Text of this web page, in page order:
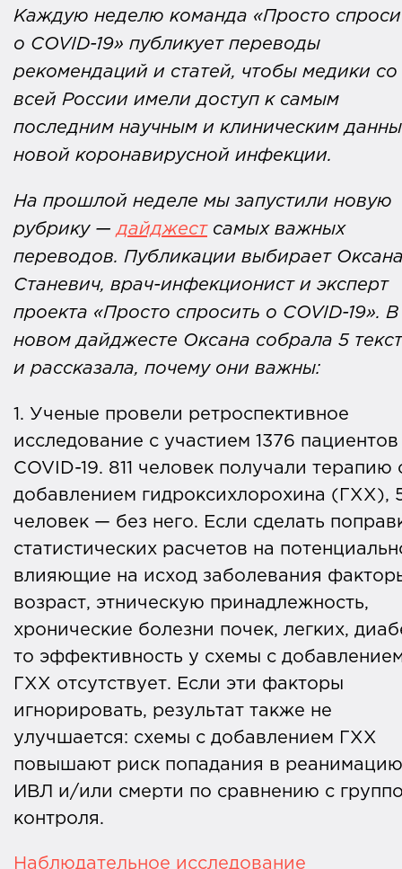
Каждую неделю команда «Просто
о COVID-19» публикует переводы
рекомендаций и статей, чтобы медики со
всей России имели доступ к самым
последним научным и клиническим
новой коронавирусной инфекции.
На прошлой неделе мы запустили новую
рубрику —дайджестсамых важных
переводов. Публикации выбирает
Станевич, врач-инфекционист и эксперт
проекта «Просто спросить о COVID-19». В
новом дайджесте Оксана собрала 5
и рассказала, почему они важны:
1. Ученые провели ретроспективное
исследование с участием 1376 пациентов
COVID-19. 811 человек получали терапию
добавлением гидроксихлорохина (ГХХ),
человек — без него. Если сделать
статистических расчетов на
влияющие на исход заболевания
возраст, этническую принадлежность,
хронические болезни почек, легких,
то эффективность у схемы с
ГХХ отсутствует. Если эти факторы
игнорировать, результат также не
улучшается: схемы с добавлением ГХХ
повышают риск попадания в
ИВЛ и/или смерти по сравнению с
контроля.
Наблюдательное исследование